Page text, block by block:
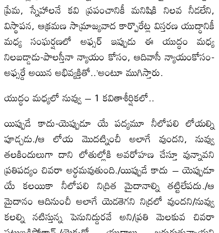
ప్రేమ, స్నేహాలనే కవి ప్రపంచానికీ మనిషికి నిలవ నీడలేని,
విస్థాపన, ఆక్రమణ సామ్రాజ్యవాద కార్పొరేట్ల విస్తరణ యుద్ధానికీ
మధ్య సంఘర్షణలో అఫ్సర్‌ ఇప్పుడు ఈ యుద్ధం మధ్య
నిలబడ్డాడు-పాలస్తీనా న్యాయం కోసం, ఆదివాసీ న్యాయంకోసం-
అఫ్సర్దే అయిన అభివ్యక్తితో..’అంటూ ముగిస్తారు.
యుద్ధం మధ్యలో నువ్వు – 1 కవితాశీర్షికలో..
యిప్పుడే కాదు-యెప్పుడూ యే పద్యమూ నీలోపలి లోయల్ని
పూడ్చడు./ఆ లోయ మొదట్నించీ అలాగే వుందని, నువ్వు
తలకిందులుగా దాని లోతుల్లోకి అవరోహణ చేస్తూ వున్నావని
ప్రతిపద్యం చివరా అర్ధమవుతుంది./యిప్పుడే కాదు – యెప్పుడూ
యే కలయికా నీలోపలి నిద్రిత మైదానాల్ని తట్టిలేపదు./ఆ
మైదానం ఆదినుంచీ అలాగే యెడతెగని నిద్రలో వుందని/నువ్వు
కలల్ని నటిస్తున్న పెనునిద్దురవే అని/ప్రతి మెలకువ చివరా